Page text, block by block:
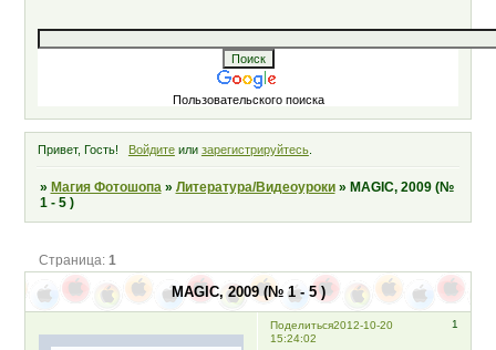
Пользовательского поиска
Привет, Гость! Войдитеили зарегистрируйтесь.
» Магия Фотошопа » Литература/Видеоуроки » MAGIC, 2009 (№
1 - 5 )
MAGIC, 2009 (№ 1 - 5 )
Страница: 1
Поделиться 1
2012-10-20
15:24:02